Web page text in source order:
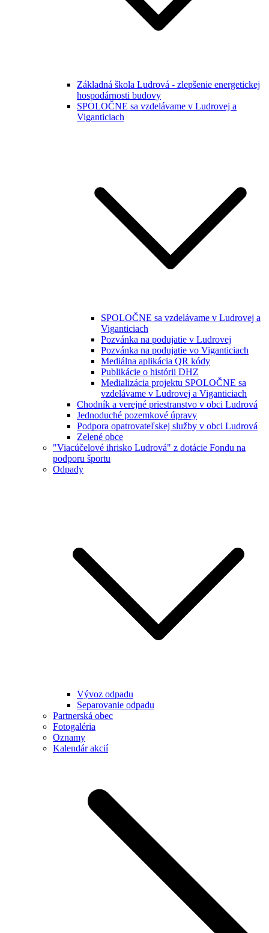
Základná škola Ludrová - zlepšenie energetickej
hospodárnosti budovy
SPOLOČNE sa vzdelávame v Ludrovej a
Viganticiach
SPOLOČNE sa vzdelávame v Ludrovej a
Viganticiach
Pozvánka na podujatie v Ludrovej
Pozvánka na podujatie vo Viganticiach
Mediálna aplikácia QR kódy
Publikácie o histórii DHZ
Medializácia projektu SPOLOČNE sa
vzdelávame v Ludrovej a Viganticiach
Chodník a verejné priestranstvo v obci Ludrová
Jednoduché pozemkové úpravy
Podpora opatrovateľskej služby v obci Ludrová
Zelené obce
"Viacúčelové ihrisko Ludrová" z dotácie Fondu na
podporu športu
Odpady
Vývoz odpadu
Separovanie odpadu
Partnerská obec
Fotogaléria
Oznamy
Kalendár akcií